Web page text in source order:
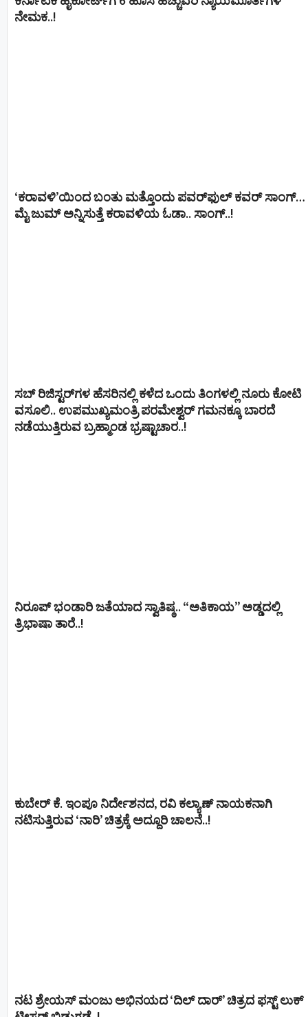
ನೇಮಕ..!
‘ಕರಾವಳಿ’ಯಿಂದ ಬಂತು ಮತ್ತೊಂದು ಪವರ್‌ಫುಲ್ ಕವರ್ ಸಾಂಗ್…
ಮೈ ಜುಮ್ ಅನ್ನಿಸುತ್ತೆ ಕರಾವಳಿಯ ಓಡಾ.. ಸಾಂಗ್‌..!
ಸಬ್ ರಿಜಿಸ್ಟರ್​ಗಳ ಹೆಸರಿನಲ್ಲಿ ಕಳೆದ ಒಂದು ತಿಂಗಳಲ್ಲಿ ನೂರು ಕೋಟಿ
ವಸೂಲಿ.. ಉಪಮುಖ್ಯಮಂತ್ರಿ ಪರಮೇಶ್ವರ್​ ಗಮನಕ್ಕೂ ಬಾರದೆ
ನಡೆಯುತ್ತಿರುವ ಬ್ರಹ್ಮಾಂಡ ಭ್ರಷ್ಟಾಚಾರ..!
ನಿರೂಪ್ ಭಂಡಾರಿ ಜತೆಯಾದ ಸ್ವಾತಿಷ್ಠ.. “ಅತಿಕಾಯ” ಅಡ್ಡದಲ್ಲಿ
ತ್ರಿಭಾಷಾ ತಾರೆ..!
ಕುಬೇರ್ ಕೆ. ಇಂಪೂ ನಿರ್ದೇಶನದ, ರವಿ ಕಲ್ಯಾಣ್‍ ನಾಯಕನಾಗಿ
ನಟಿಸುತ್ತಿರುವ ‘ನಾರಿ’ ಚಿತ್ರಕ್ಕೆ ಅದ್ದೂರಿ ಚಾಲನೆ..!
ನಟ ಶ್ರೇಯಸ್ ಮಂಜು ಅಭಿನಯದ ‘ದಿಲ್ ದಾರ್’ ಚಿತ್ರದ ಫಸ್ಟ್ ಲುಕ್